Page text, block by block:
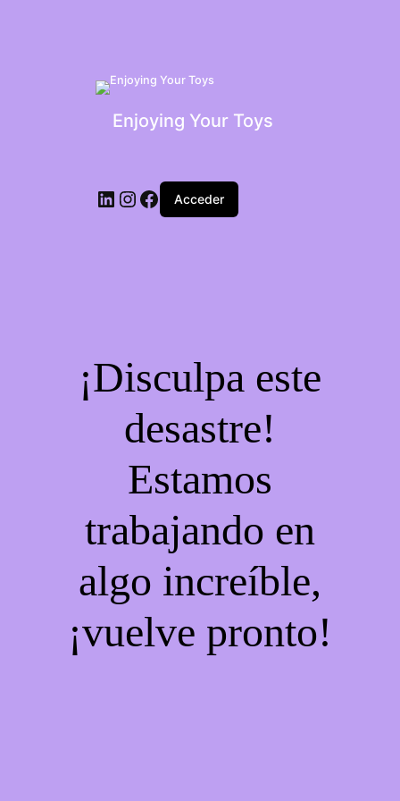
Enjoying Your Toys
Acceder
¡Disculpa este
desastre!
Estamos
trabajando en
algo increíble,
¡vuelve pronto!